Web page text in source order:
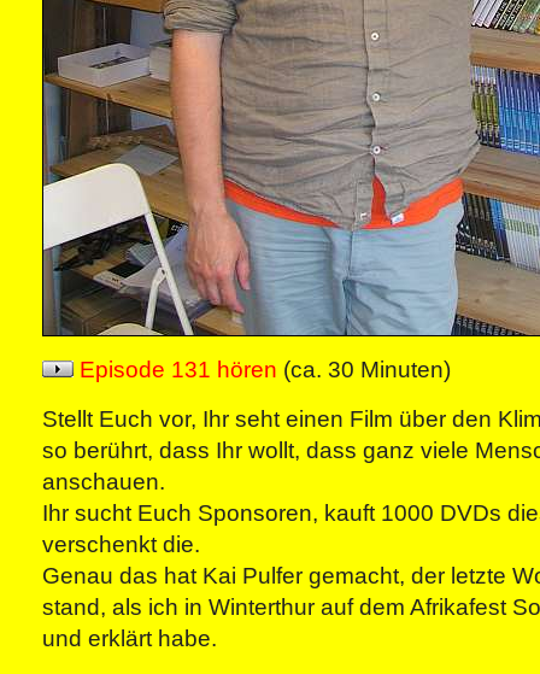
Episode 131 hören (ca. 30 Minuten)
Stellt Euch vor, Ihr seht einen Film über den
so berührt, dass Ihr wollt, dass ganz viele
anschauen.
Ihr sucht Euch Sponsoren, kauft 1000 DVDs
verschenkt die.
Genau das hat Kai Pulfer gemacht, der letzte
stand, als ich in Winterthur auf dem Afrikafest
und erklärt habe.